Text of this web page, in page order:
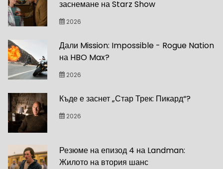
заснемане на Starz Show
2026
Дали Mission: Impossible - Rogue Nation
на HBO Max?
2026
Къде е заснет „Стар Трек: Пикард“?
2026
Резюме на епизод 4 на Landman:
Жилото на втория шанс